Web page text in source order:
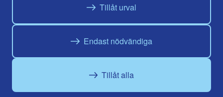
Tillåt urval
Endast nödvändiga
Tillåt alla